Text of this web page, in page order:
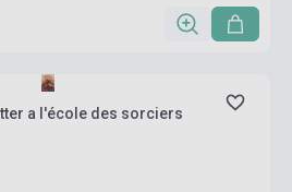
a l'école des sorciers